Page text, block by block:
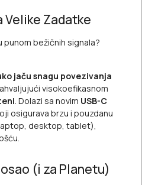
Velike Zadatke
punom bežičnih signala?
jaču snagu povezivanja
visokoefikasnom
. Dolazi sa novim USB-C
osigurava brzu i pouzdanu
desktop tablet),
(i za Planetu)